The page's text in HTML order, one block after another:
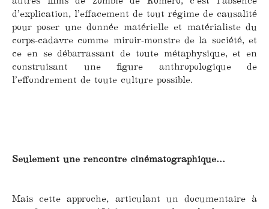
d’explication, l’effacement de tout régime de causalité
pour poser une donnée matérielle et matérialiste du
corps-cadavre comme miroir-monstre de la société, et
ce en se débarrassant de toute métaphysique, et en
construisant une figure anthropologique de
l’effondrement de toute culture possible.
Seulement une rencontre cinématographique…
Mais cette approche, articulant un documentaire à